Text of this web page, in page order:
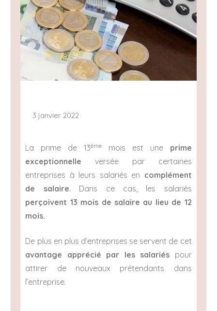
3 janvier 2022
La prime de 13ème mois est une prime
exceptionnelle versée par certaines
entreprises à leurs salariés en complément
de salaire. Dans ce cas, les salariés
perçoivent 13 mois de salaire au lieu de 12
mois.
De plus en plus d’entreprises se servent de cet
avantage apprécié par les salariés pour
attirer de nouveaux prétendants dans
l’entreprise.